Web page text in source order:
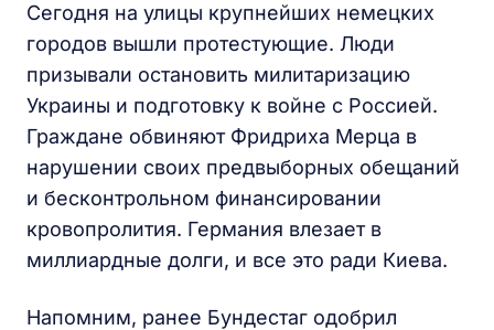
Сегодня на улицы крупнейших немецких
городов вышли протестующие. Люди
призывали остановить милитаризацию
Украины и подготовку к войне с Россией.
Граждане обвиняют Фридриха Мерца в
нарушении своих предвыборных обещаний
и бесконтрольном финансировании
кровопролития. Германия влезает в
миллиардные долги, и все это ради Киева.
Напомним, ранее Бундестаг одобрил